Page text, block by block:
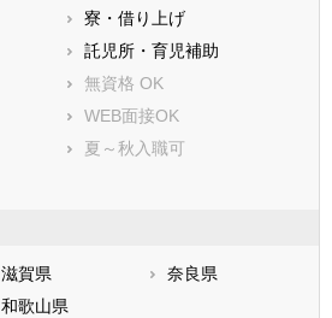
寮・借り上げ
託児所・育児補助
無資格 OK
WEB面接OK
夏～秋入職可
滋賀県
奈良県
和歌山県